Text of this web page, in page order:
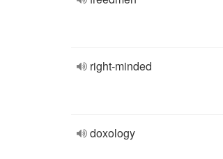
right-minded
doxology